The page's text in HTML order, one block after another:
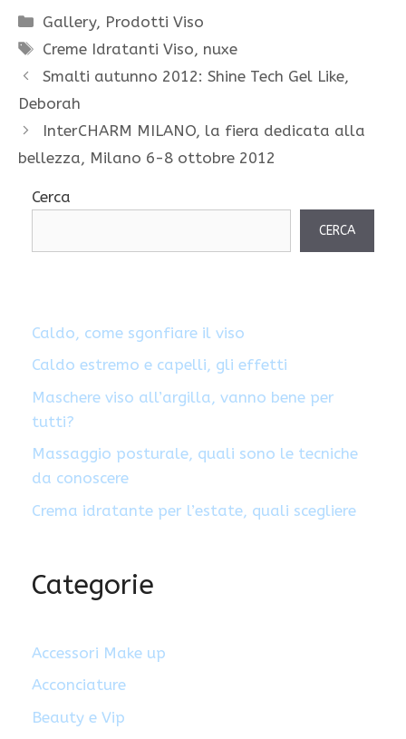
Categorie
Gallery, Prodotti Viso
Tag
Creme Idratanti Viso, nuxe
Smalti autunno 2012: Shine Tech Gel Like,
Deborah
InterCHARM MILANO, la fiera dedicata alla
bellezza, Milano 6-8 ottobre 2012
Cerca
CERCA
Caldo, come sgonfiare il viso
Caldo estremo e capelli, gli effetti
Maschere viso all’argilla, vanno bene per
tutti?
Massaggio posturale, quali sono le tecniche
da conoscere
Crema idratante per l’estate, quali scegliere
Categorie
Accessori Make up
Acconciature
Beauty e Vip